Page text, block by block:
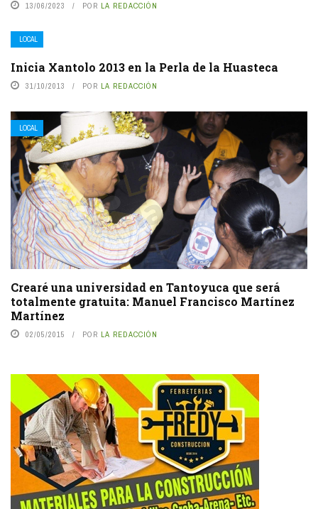
13/06/2023 POR LA REDACCIÓN
LOCAL
Inicia Xantolo 2013 en la Perla de la Huasteca
31/10/2013 POR LA REDACCIÓN
LOCAL
Crearé una universidad en Tantoyuca que será
totalmente gratuita: Manuel Francisco Martínez
Martínez
02/05/2015 POR LA REDACCIÓN